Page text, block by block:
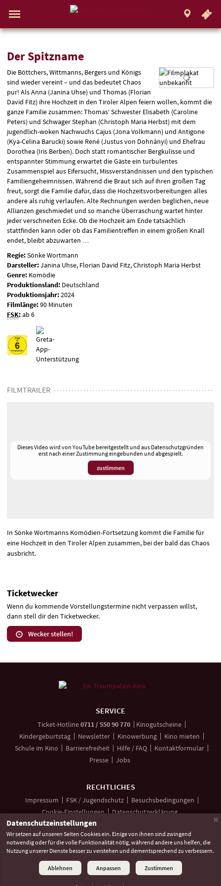
Springe
zum
,zum
.Navigation
Service
umschalten
Gehe
zur
Standortauswahl
Aktueller
Standort:
Weitere
Hinweis
Der
Spitzname
Der Spitzname
Die Böttchers, Wittmanns, Bergers und Königs
sind wieder vereint – und das bedeutet Chaos
pur! Als Anna (Janina Uhse) und Thomas (Florian
David Fitz) ihre Hochzeit in den Tiroler Alpen feiern wollen, kommt die
ganze Familie zusammen: Thomas‘ Schwester Elisabeth (Caroline
Peters) und Schwager Stephan (Christoph Maria Herbst) mit dem
jugendlich-woken Nachwuchs Cajus (Jona Volkmann) und Antigone
(Kya-Celina Barucki) sowie René (Justus von Dohnányi) und Ehefrau
Dorothea (Iris Berben). Doch statt romantischer Bergkulisse und
entspannter Stimmung erwartet die Gäste ein turbulentes
Zusammenspiel aus Eifersucht, Missverständnissen und den typischen
Familiengeheimnissen. Während die Braut sich auf ihren großen Tag
freut, sorgt die Familie dafür, dass die Hochzeitsvorbereitungen alles
andere als ruhig verlaufen. Alte Rechnungen werden beglichen, neue
Allianzen geschmiedet und so manche Überraschung wartet hinter
jeder verschneiten Ecke. Ob die Hochzeit am Ende tatsächlich
stattfinden kann oder ob das Familientreffen in einem großen Knall
endet, bleibt abzuwarten …
Regie:Sönke Wortmann
Darsteller:Janina Uhse, Florian David Fitz, Christoph Maria Herbst
Genre: Komödie
Produktionsland: Deutschland
Produktionsjahr:2024
Filmlänge:90 Minuten
FSK:ab 6
FILMTRAILER
Dieses Video wird von YouTube bereitgestellt und aus Datenschutzgründen
erst nach einer Zustimmung eingebunden und abgespielt.
zustimmen
In Sönke Wortmanns Komödien-Fortsetzung kommt die Familie für
eine Hochzeit in den Tiroler Alpen zusammen, bei der bald das Chaos
ausbricht.
Ticketwecker
Wenn du kommende Vorstellungstermine nicht verpassen willst,
dann stell dir den Ticketwecker.
Wecker stellen!
Navigationsmöglichkeiten
SERVICE
Ticket-Hotline0711 / 550 90 770anrufen
Kinogutscheine
Kindergeburtstag
Newsletter Kinowerbung
Kino mieten
Schule im Kino
Barrierefreiheit Hilfe / FAQ
Kontaktformular
Presse
Jobs
RECHTLICHES
Impressum FSK / Jugendschutz
Besuchsbedingungen
Cookie-Einstellungen
Datenschutzerklärung
Social
Unsere
bei
Facebook
Unsere
Instagram
Unser
bei
YouTube
©2026 Lochmann Filmtheaterbetriebe
×
Datenschutzeinstellungen
Wir setzen auf unseren Seiten Cookies ein. Einige von ihnen sind zwingend
notwendig oder für die volle Funktionalität nötig, während andere uns helfen, die
Nutzung unserer Dienste besser zu verstehen und dementsprechend zu verbessern.
Ablehnen Anpassen Zustimmen